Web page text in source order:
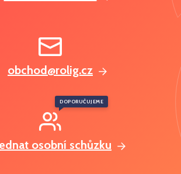
obchod@rolig.cz
osobní schůzku
DOPORUČUJEME